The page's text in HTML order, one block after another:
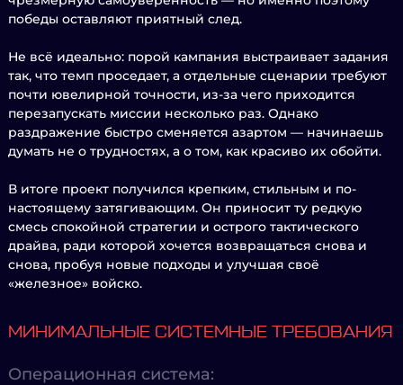
победы оставляют приятный след.
Не всё идеально: порой кампания выстраивает задания
так, что темп проседает, а отдельные сценарии требуют
почти ювелирной точности, из-за чего приходится
перезапускать миссии несколько раз. Однако
раздражение быстро сменяется азартом — начинаешь
думать не о трудностях, а о том, как красиво их обойти.
В итоге проект получился крепким, стильным и по-
настоящему затягивающим. Он приносит ту редкую
смесь спокойной стратегии и острого тактического
драйва, ради которой хочется возвращаться снова и
снова, пробуя новые подходы и улучшая своё
«железное» войско.
МИНИМАЛЬНЫЕ СИСТЕМНЫЕ ТРЕБОВАНИЯ
Операционная система: